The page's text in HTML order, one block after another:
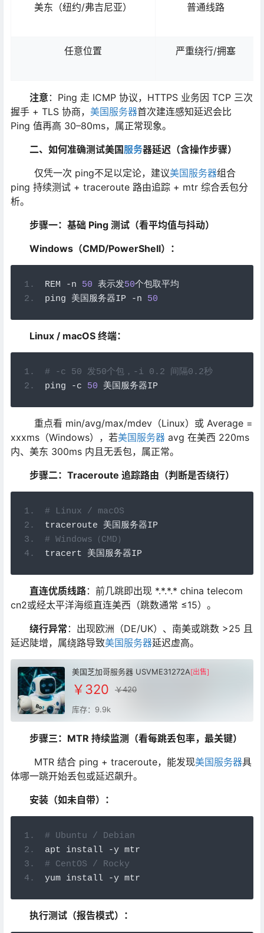
美东（纽约/弗吉尼亚） 普通线路
任意位置 严重绕行/拥塞
注意 ：Ping 走 ICMP 协议，HTTPS 业务因 TCP 三次
握手 + TLS 协商， 美国服务器首次建连感知延迟会比
Ping 值再高 30–80ms，属正常现象。
二、如何准确测试美国服务器延迟（含操作步骤）
仅凭一次 ping不足以定论，建议美国服务器组合
ping 持续测试 + traceroute 路由追踪 + mtr 综合丢包分
析。
步骤一：基础 Ping 测试（看平均值与抖动）
Windows（CMD/PowerShell）：
REM -n 50 表示发50个包取平均
ping 美国服务器IP -n 50
Linux / macOS 终端：
# -c 50 发50个包，-i 0.2 间隔0.2秒
ping
-c 50 美国服务器IP
重点看 min/avg/max/mdev（Linux）或 Average =
xxxms（Windows），若美国服务器 avg 在美西 220ms
内、美东 300ms 内且无丢包，属正常。
步骤二：Traceroute 追踪路由（判断是否绕行）
# Linux / macOS
traceroute 美国服务器IP
# Windows（CMD）
tracert 美国服务器IP
直连优质线路：前几跳即出现 *.*.*.* china telecom
cn2或经太平洋海缆直连美西（跳数通常 ≤15）。
绕行异常 ：出现欧洲（DE/UK）、南美或跳数 >25 且
延迟陡增，属绕路导致美国服务器延迟虚高。
美国芝加哥服务器 USVME31272A[出售]
￥320 ￥420
库存：9.9k
步骤三：MTR 持续监测（看每跳丢包率，最关键）
MTR 结合 ping + traceroute，能发现美国服务器具
体哪一跳开始丢包或延迟飙升。
安装（如未自带）：
# Ubuntu / Debian
apt install
-y mtr
# CentOS / Rocky
yum install
-y mtr
执行测试（报告模式）：